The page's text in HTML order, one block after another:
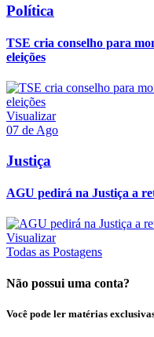
Política
TSE cria conselho para
eleições
Visualizar
07 de Ago
Justiça
AGU pedirá na Justiça a
Visualizar
Todas as Postagens
Não possui uma conta?
Você pode ler matérias